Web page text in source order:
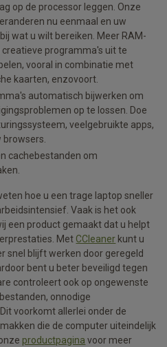
op de processor leggen. Onze
nu eenmaal en uw
wat u wilt bereiken. Meer RAM-
programma's uit te
vooral in combinatie met
kaarten, enzovoort.
automatisch bijwerken om
op te lossen. Doe
veelgebruikte apps,
cachebestanden om
hoe u een trage laptop sneller
Vaak is het ook
een product gemaakt dat u helpt
Met CCleaner kunt u
snel blijft werken door geregeld
bent u beter beveiligd tegen
controleert ook op ongewenste
onnodige
voorkomt allerlei onder de
die de computer uiteindelijk
productpagina voor meer